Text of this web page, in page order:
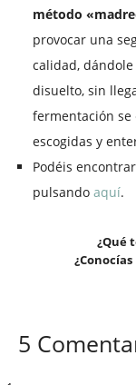
método
provocar una
calidad,
disuelto, sin
fermentación se
escogidas y
Podéis
pulsando aquí.
¿Qué
5